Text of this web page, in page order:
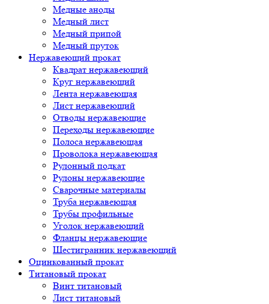
Медные аноды
Медный лист
Медный припой
Медный пруток
Нержавеющий прокат
Квадрат нержавеющий
Круг нержавеющий
Лента нержавеющая
Лист нержавеющий
Отводы нержавеющие
Переходы нержавеющие
Полоса нержавеющая
Проволока нержавеющая
Рулонный подкат
Рулоны нержавеющие
Сварочные материалы
Труба нержавеющая
Трубы профильные
Уголок нержавеющий
Фланцы нержавеющие
Шестигранник нержавеющий
Оцинкованный прокат
Титановый прокат
Винт титановый
Лист титановый